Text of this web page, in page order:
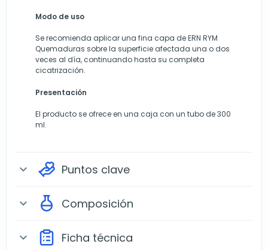
Modo de uso
Se recomienda aplicar una fina capa de ERN RYM
Quemaduras sobre la superficie afectada una o dos
veces al día, continuando hasta su completa
cicatrización.
Presentación
El producto se ofrece en una caja con un tubo de 300
ml.
expand_more Puntos clave
expand_more Composición
expand_more Ficha técnica